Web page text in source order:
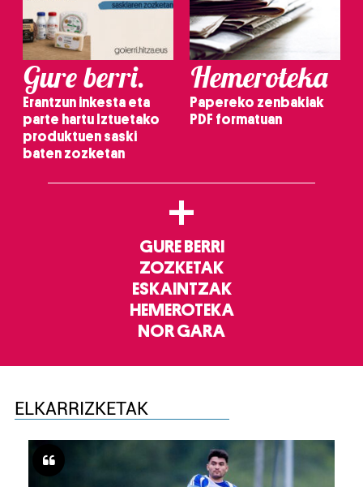
Gure berri.
Erantzun inkesta eta
parte hartu Iztuetako
produktuen saski
baten zozketan
Hemeroteka
Papereko zenbakiak
PDF formatuan
+
GURE BERRI
ZOZKETAK
ESKAINTZAK
HEMEROTEKA
NOR GARA
ELKARRIZKETAK